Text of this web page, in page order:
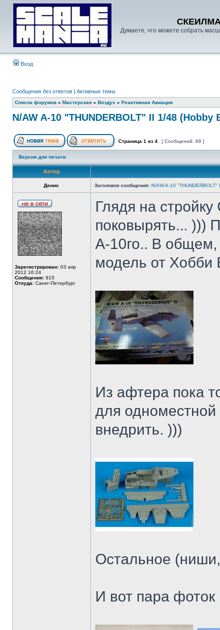
Думаете, что можете собрать
Вход
Сообщения без ответов | Активные темы
Список форумов » Мастерская » Воздух » Реактивная Авиация
N/AW A-10 "THUNDERBOLT" II 1/48 (Hobby
Страница 1 из 4 [ Сообщений: 88 ]
Версия для печати
Автор
Денис Заголовок сообщения: N/AW A-10
Зарегистрирован: 03 апр
2012 16:24
Сообщения: 915
Откуда: Санкт-Петербург
Глядя на
поковырять... )))
А-10го.. В
модель от Хобби
Из афтера пока
для
внедрить. )))
Остальное
И вот пара фоток